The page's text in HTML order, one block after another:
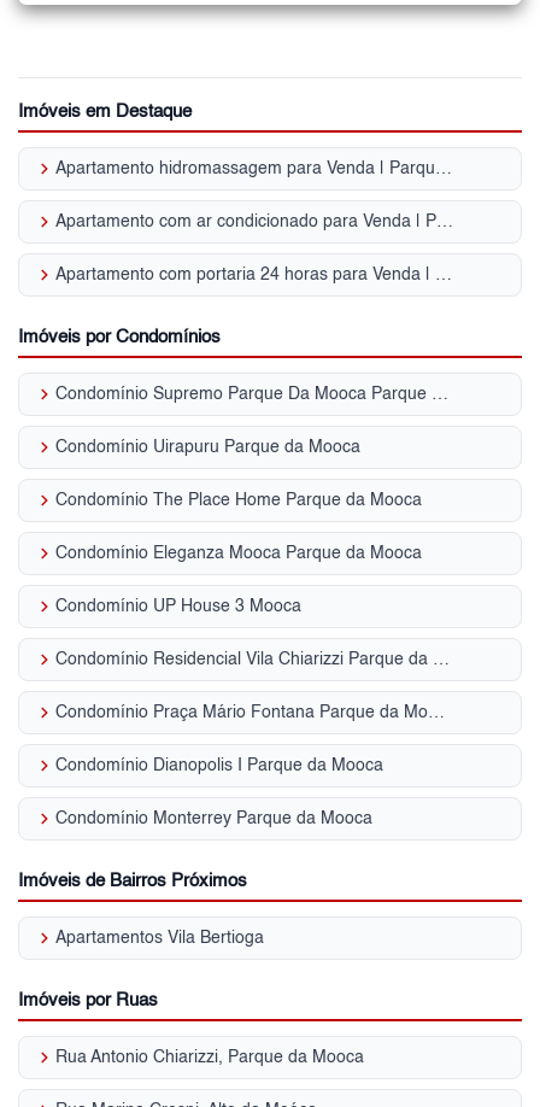
Imóveis em Destaque
keyboard_arrow_right Apartamento hidromassagem para Venda | Parque da Mooca
keyboard_arrow_right Apartamento com ar condicionado para Venda | Parque da Mooca
keyboard_arrow_right Apartamento com portaria 24 horas para Venda | Parque da Mooca
Imóveis por Condomínios
keyboard_arrow_right Condomínio Supremo Parque Da Mooca Parque da Mooca
keyboard_arrow_right Condomínio Uirapuru Parque da Mooca
keyboard_arrow_right Condomínio The Place Home Parque da Mooca
keyboard_arrow_right Condomínio Eleganza Mooca Parque da Mooca
keyboard_arrow_right Condomínio UP House 3 Mooca
keyboard_arrow_right Condomínio Residencial Vila Chiarizzi Parque da Mooca
keyboard_arrow_right Condomínio Praça Mário Fontana Parque da Mooca
keyboard_arrow_right Condomínio Dianopolis I Parque da Mooca
keyboard_arrow_right Condomínio Monterrey Parque da Mooca
Imóveis de Bairros Próximos
keyboard_arrow_right Apartamentos Vila Bertioga
Imóveis por Ruas
keyboard_arrow_right Rua Antonio Chiarizzi, Parque da Mooca